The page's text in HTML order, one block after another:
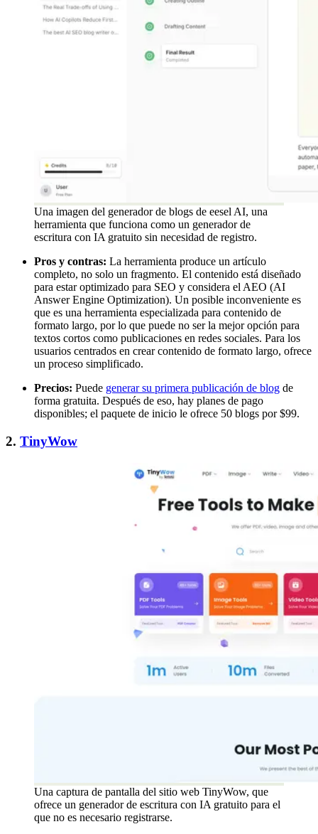
Una imagen del generador de blogs de eesel AI, una
herramienta que funciona como un generador de
escritura con IA gratuito sin necesidad de registro.
Pros y contras: La herramienta produce un artículo
completo, no solo un fragmento. El contenido está diseñado
para estar optimizado para SEO y considera el AEO (AI
Answer Engine Optimization). Un posible inconveniente es
que es una herramienta especializada para contenido de
formato largo, por lo que puede no ser la mejor opción para
textos cortos como publicaciones en redes sociales. Para los
usuarios centrados en crear contenido de formato largo, ofrece
un proceso simplificado.
Precios: Puede generar su primera publicación de blog de
forma gratuita. Después de eso, hay planes de pago
disponibles; el paquete de inicio le ofrece 50 blogs por $99.
2. TinyWow
Una captura de pantalla del sitio web TinyWow, que
ofrece un generador de escritura con IA gratuito para el
que no es necesario registrarse.